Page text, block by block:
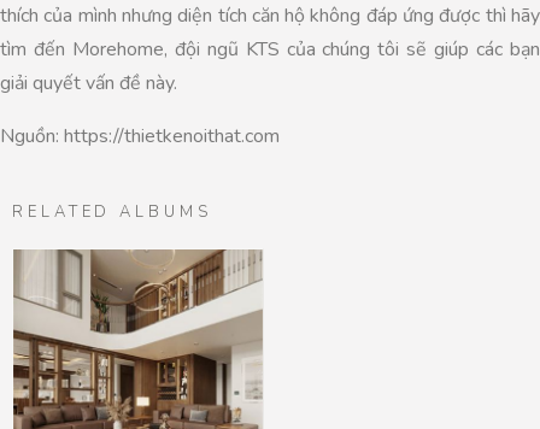
thích của mình nhưng diện tích căn hộ không đáp ứng được thì hãy
tìm đến Morehome, đội ngũ KTS của chúng tôi sẽ giúp các bạn
giải quyết vấn đề này.
Nguồn: https://thietkenoithat.com
RELATED ALBUMS